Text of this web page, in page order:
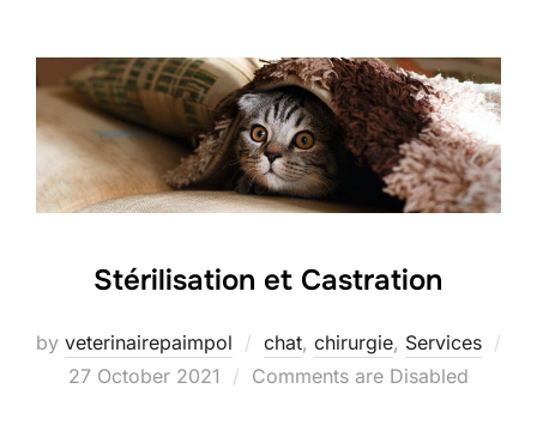
Stérilisation et Castration
by veterinairepaimpol chat, chirurgie, Services
Posted
27 October 2021 Comments are Disabled